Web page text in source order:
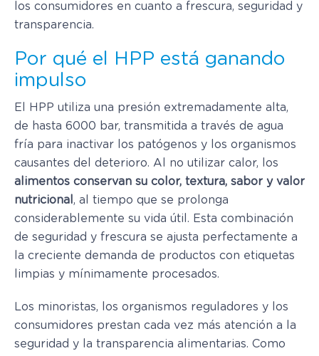
los consumidores en cuanto a frescura, seguridad y
transparencia.
Por qué el HPP está ganando
impulso
El HPP utiliza una presión extremadamente alta,
de hasta 6000 bar, transmitida a través de agua
fría para inactivar los patógenos y los organismos
causantes del deterioro. Al no utilizar calor, los
alimentos conservan su color, textura, sabor y valor
nutricional , al tiempo que se prolonga
considerablemente su vida útil. Esta combinación
de seguridad y frescura se ajusta perfectamente a
la creciente demanda de productos con etiquetas
limpias y mínimamente procesados.
Los minoristas, los organismos reguladores y los
consumidores prestan cada vez más atención a la
seguridad y la transparencia alimentarias. Como